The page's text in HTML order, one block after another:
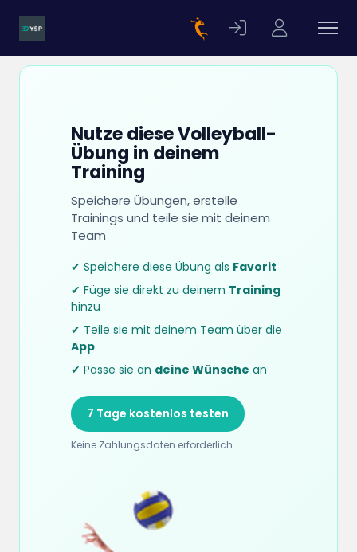
Nutze diese Volleyball-
Übung in deinem
Training
Speichere Übungen, erstelle
Trainings und teile sie mit deinem
Team
✔ Speichere diese Übung als Favorit
✔ Füge sie direkt zu deinem Training
hinzu
✔ Teile sie mit deinem Team über die
App
✔ Passe sie an deine Wünsche an
7 Tage kostenlos testen
Keine Zahlungsdaten erforderlich